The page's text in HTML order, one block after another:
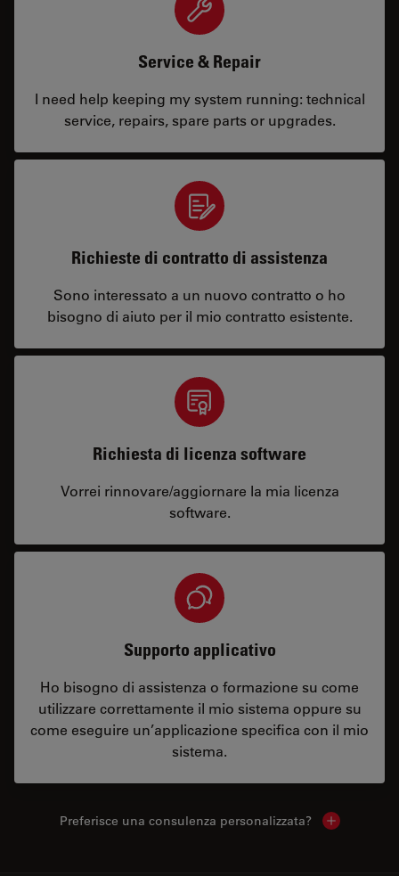
Service & Repair
I need help keeping my system running: technical
service, repairs, spare parts or upgrades.
Richieste di contratto di assistenza
Sono interessato a un nuovo contratto o ho
bisogno di aiuto per il mio contratto esistente.
Richiesta di licenza software
Vorrei rinnovare/aggiornare la mia licenza
software.
Supporto applicativo
Ho bisogno di assistenza o formazione su come
utilizzare correttamente il mio sistema oppure su
come eseguire un’applicazione specifica con il mio
sistema.
Preferisce una consulenza personalizzata? Show local